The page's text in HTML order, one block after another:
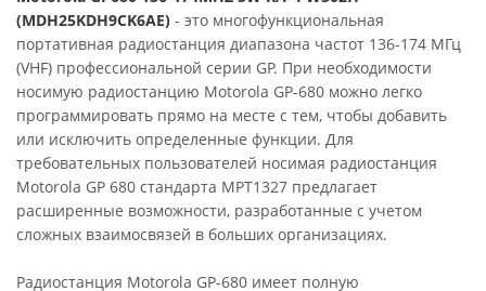
(MDH25KDH9CK6AE) - это многофункциональная
портативная радиостанция диапазона частот 136-174 МГц
(VHF) профессиональной серии GP. При необходимости
носимую радиостанцию Motorola GP-680 можно легко
программировать прямо на месте с тем, чтобы добавить
или исключить определенные функции. Для
требовательных пользователей носимая радиостанция
Motorola GP 680 стандарта MPT1327 предлагает
расширенные возможности, разработанные с учетом
сложных взаимосвязей в больших организациях.
Радиостанция Motorola GP-680 имеет полную